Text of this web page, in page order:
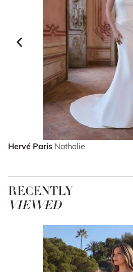
Hervé Paris Nathalie
RECENTLY
VIEWED